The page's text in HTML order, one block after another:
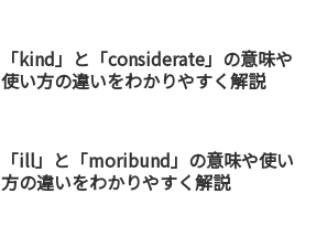
「kind」と「considerate」の意味や
使い方の違いをわかりやすく解説
「ill」と「moribund」の意味や使い
方の違いをわかりやすく解説